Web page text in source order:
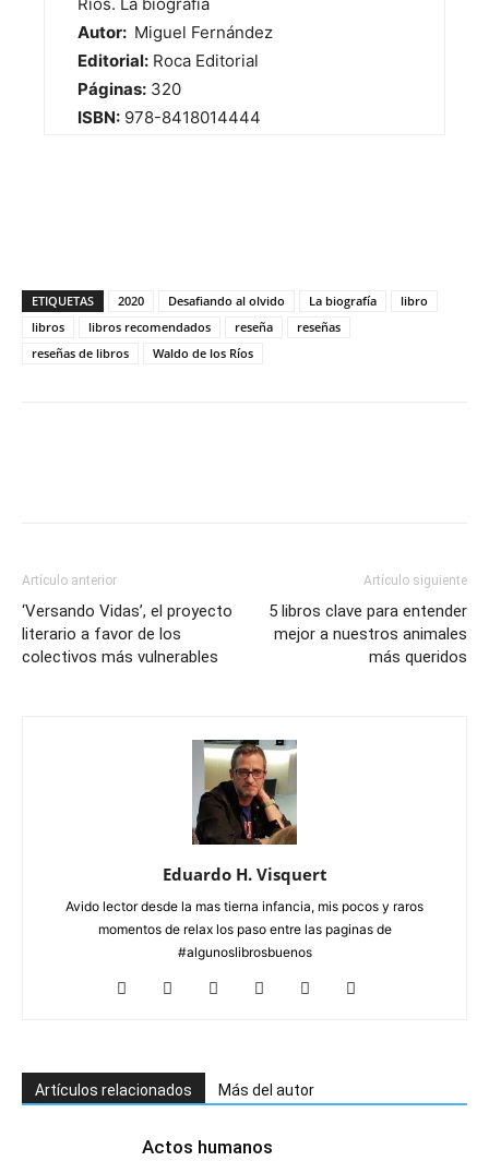
Autor: Miguel Fernández
Editorial: Roca Editorial
Páginas: 320
ISBN: 978-8418014444
ETIQUETAS 2020 Desafiando al olvido La biografía
libro
libros
libros recomendados reseña
reseñas
reseñas de libros
Waldo de los Ríos
Artículo anterior
‘Versando Vidas’, el proyecto
literario a favor de los
colectivos más vulnerables
Artículo siguiente
5 libros clave para entender
mejor a nuestros animales
más queridos
Eduardo H. Visquert
Avido lector desde la mas tierna infancia, mis pocos y raros
momentos de relax los paso entre las paginas de
#algunoslibrosbuenos
Artículos relacionados Más del autor
Actos humanos